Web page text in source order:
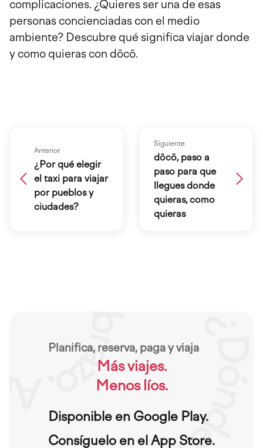
complicaciones. ¿Quieres ser una de esas
personas concienciadas con el medio
ambiente? Descubre qué significa viajar donde
y como quieras con dōcō.
Anterior
¿Por qué elegir
el taxi para viajar
por pueblos y
ciudades?
Siguiente
dōcō, paso a
paso para que
llegues donde
quieras, como
quieras
Planifica, reserva, paga y viaja
Más viajes.
Menos líos.
Disponible en Google Play.
Consíguelo en el App Store.